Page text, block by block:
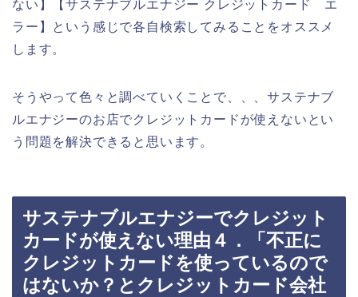
ない】【サステナブルエナジー クレジットカード エ
ラー】という感じで各自検索してみることをオススメ
します。
そうやって色々と調べていくことで、、、サステナブ
ルエナジーのお店でクレジットカードが使えないとい
う問題を解決できると思います。
サステナブルエナジーでクレジット
カードが使えない理由４．「不正に
クレジットカードを使っているので
はないか？とクレジットカード会社